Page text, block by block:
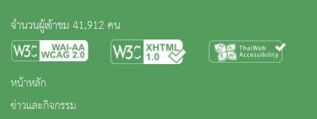
จำนวนผู้เข้าชม 41,912 คน
หน้าหลัก
ข่าวและกิจกรรม